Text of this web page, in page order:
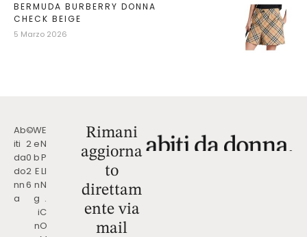
BERMUDA BURBERRY DONNA
CHECK BEIGE
5 Marzo 2026
Ab
iti
da
do
nn
a
©
2
0
2
6
W
e
b
E
n
g
i
n
E
N
P
LI
N
.
C
O
Rimani
aggiorna
to
direttam
ente via
mail